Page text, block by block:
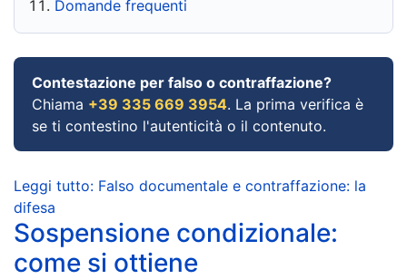
Domande frequenti
Contestazione per falso o contraffazione?
Chiama +39 335 669 3954. La prima verifica è
se ti contestino l'autenticità o il contenuto.
Leggi tutto: Falso documentale e contraffazione: la
difesa
Sospensione condizionale:
come si ottiene